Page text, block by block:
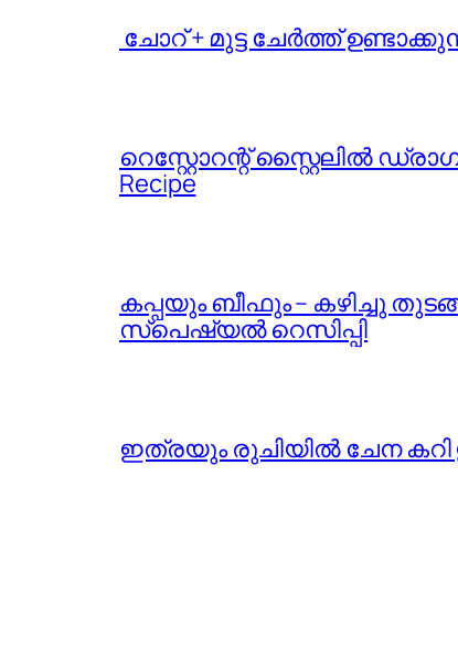
ചോറ് + മുട്ട ചേർത്ത്
റെസ്റ്റോറന്റ് സ്റ്റൈലിൽ
Recipe
കപ്പയും ബീഫും – കഴിച്ചു
സ്പെഷ്യൽ റെസിപ്പി
ഇത്രയും രുചിയിൽ ചേന കറി